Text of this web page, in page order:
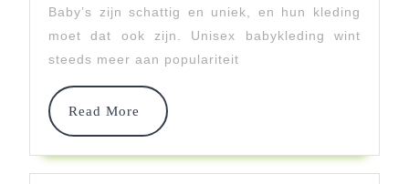
Comfortabel
En
Trendy
Voor
Jouw
Baby’s zijn schattig en uniek, en hun kleding
moet dat ook zijn. Unisex babykleding wint
steeds meer aan populariteit
Read More
Read
More